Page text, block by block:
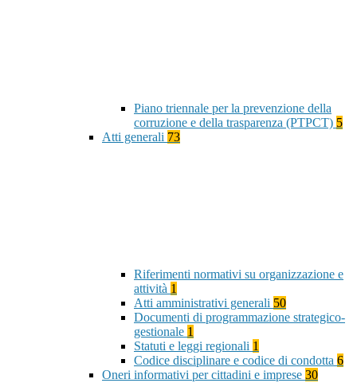
Piano triennale per la prevenzione della
corruzione e della trasparenza (PTPCT) 5
Atti generali 73
Riferimenti normativi su organizzazione e
attività 1
Atti amministrativi generali 50
Documenti di programmazione strategico-
gestionale 1
Statuti e leggi regionali 1
Codice disciplinare e codice di condotta 6
Oneri informativi per cittadini e imprese 30